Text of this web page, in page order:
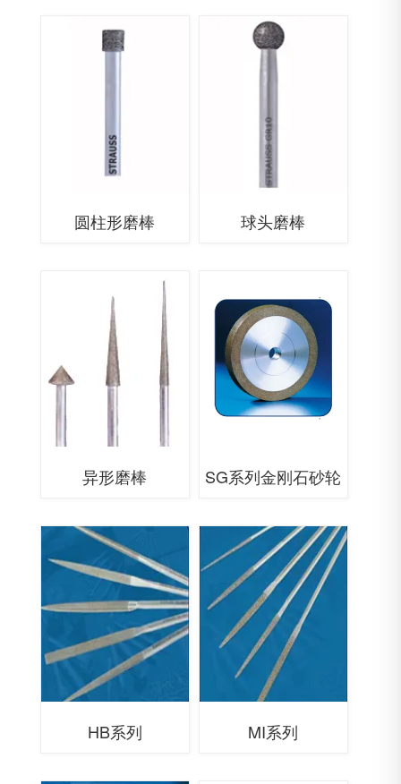
圆柱形磨棒 球头磨棒
异形磨棒 SG系列金刚石砂轮
HB系列 MI系列